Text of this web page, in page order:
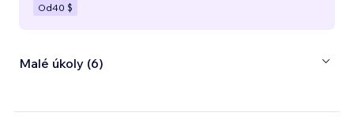
Od40 $
Malé úkoly (6)